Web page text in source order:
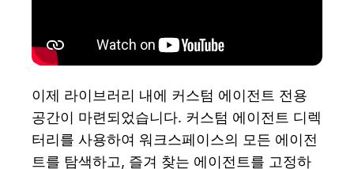
이제 라이브러리 내에 커스텀 에이전트 전용
공간이 마련되었습니다. 커스텀 에이전트 디렉
터리를 사용하여 워크스페이스의 모든 에이전
트를 탐색하고, 즐겨 찾는 에이전트를 고정하